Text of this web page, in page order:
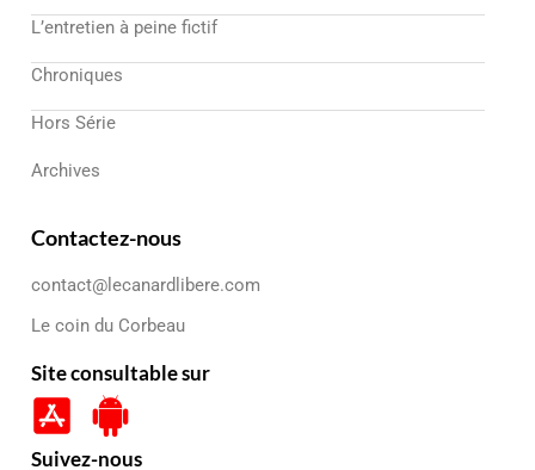
L’entretien à peine fictif
Chroniques
Hors Série
Archives
Contactez-nous
contact@lecanardlibere.com
Le coin du Corbeau
Site consultable sur
Suivez-nous